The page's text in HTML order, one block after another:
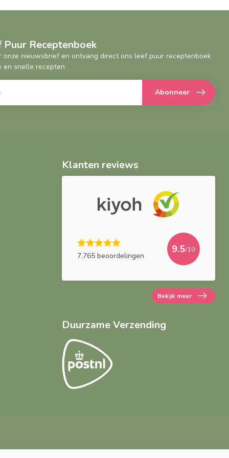
Puur Receptenboek
onze nieuwsbrief en ontvang direct ons leef puur receptenboek
en snelle recepten
Abonneer
Klanten reviews
7.765 beoordelingen
9.5/10
Bekijk meer
Duurzame Verzending